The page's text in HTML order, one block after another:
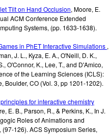
Tilt on Hand Occlusion, Moore, E.
ACM Conference Extended
Systems, (pp. 1633-1638).
in PhET Interactive Simulations ,
J. L., Kyza, E. A., O'Neill, D. K.,
O'Connor, K., Lee, T., and D'Amico,
of the Learning Sciences (ICLS):
Boulder, CO (Vol. 3, pp 1201-1202).
for interactive chemistry
E. B., Parson, R., & Perkins, K., In J.
Roles of Animations and
, (97-126). ACS Symposium Series,